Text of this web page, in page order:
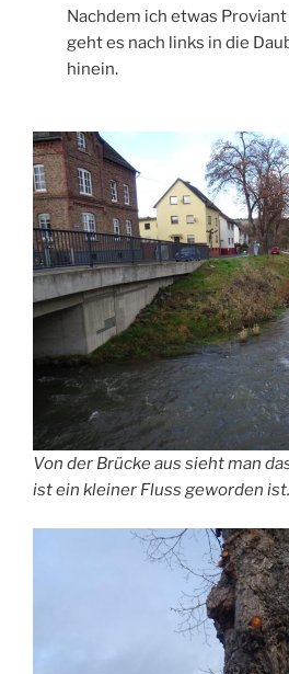
Nachdem ich etwas
geht es nach links in die
hinein.
Von der Brücke aus sieht man
ist ein kleiner Fluss geworden ist.